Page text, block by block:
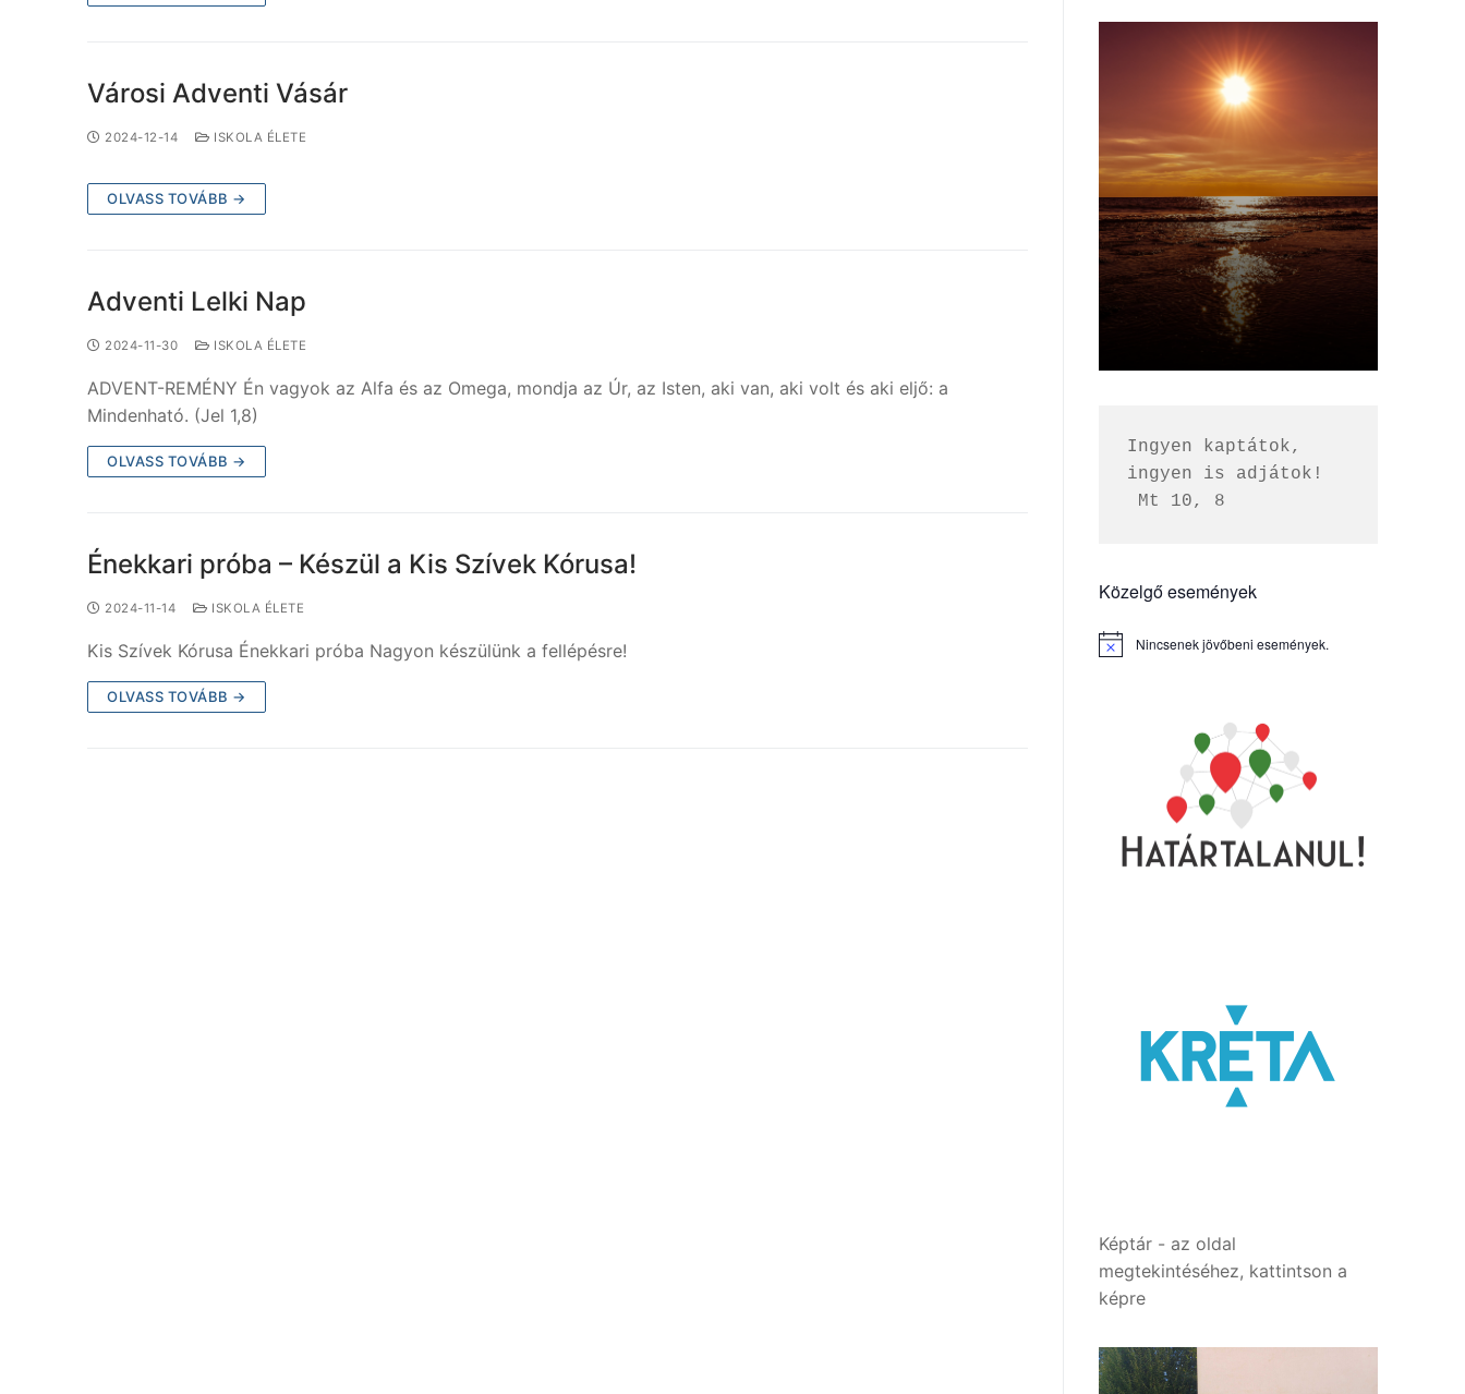
Városi Adventi Vásár
2024-12-14 ISKOLA ÉLETE
OLVASS TOVÁBB →
Adventi Lelki Nap
2024-11-30 ISKOLA ÉLETE
ADVENT-REMÉNY Én vagyok az Alfa és az Omega, mondja az Úr, az Isten, aki van, aki volt és aki eljő: a
Mindenható. (Jel 1,8)
OLVASS TOVÁBB →
Énekkari próba – Készül a Kis Szívek Kórusa!
2024-11-14 ISKOLA ÉLETE
Kis Szívek Kórusa Énekkari próba Nagyon készülünk a fellépésre!
OLVASS TOVÁBB →
Ingyen kaptátok,
ingyen is adjátok!
Mt 10, 8
Közelgő események
Notice Nincsenek jövőbeni események.
Képtár - az oldal
megtekintéséhez, kattintson a
képre